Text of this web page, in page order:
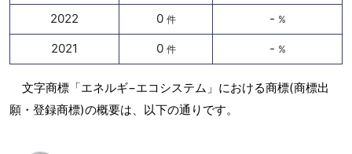
2022 0 件 - %
2021 0 件 - %
文字商標「エネルギ−エコシステム」における商標(商標出
願・登録商標)の概要は、以下の通りです。